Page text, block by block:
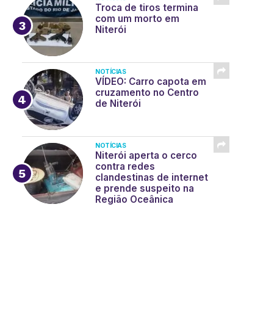
Troca de tiros termina
com um morto em
Niterói
NOTÍCIAS
VÍDEO: Carro capota em
cruzamento no Centro
de Niterói
NOTÍCIAS
Niterói aperta o cerco
contra redes
clandestinas de internet
e prende suspeito na
Região Oceânica